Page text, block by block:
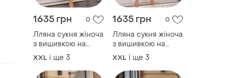
1635 грн 0
Лляна сукня жіноча
з вишивкою на
рукавах, плаття міді
з об’ємними
рукавами
XXL і ще 3
1635 грн 0
Лляна сукня жіноча
з вишивкою на
рукавах, плаття міді
з об’ємними
рукавами
XXL і ще 3